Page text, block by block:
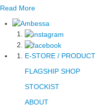
Read More
E-STORE / PRODUCT
FLAGSHIP SHOP
STOCKIST
ABOUT